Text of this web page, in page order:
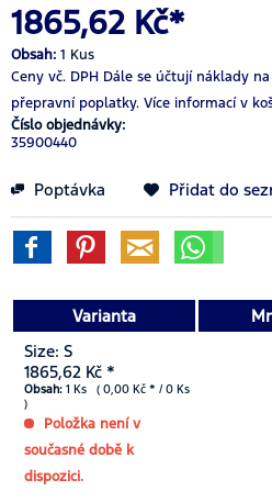
1865,62 Kč*
Obsah: 1 Kus
Ceny vč. DPH Dále se účtují náklady
přepravní poplatky. Více informací v
Číslo objednávky:
35900440
Poptávka Přidat do
Varianta
Size: S
1865,62 Kč *
Obsah: 1 Ks ( 0,00 Kč * / 0 Ks
)
Položka není v
současné době k
dispozici.